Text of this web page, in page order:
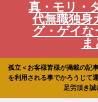
真・モリ・
代無職独身
グ・ゲイな
ま
孤立＜お客様皆様が掲載の記
を利用される事でかろうじて
足労頂き誠